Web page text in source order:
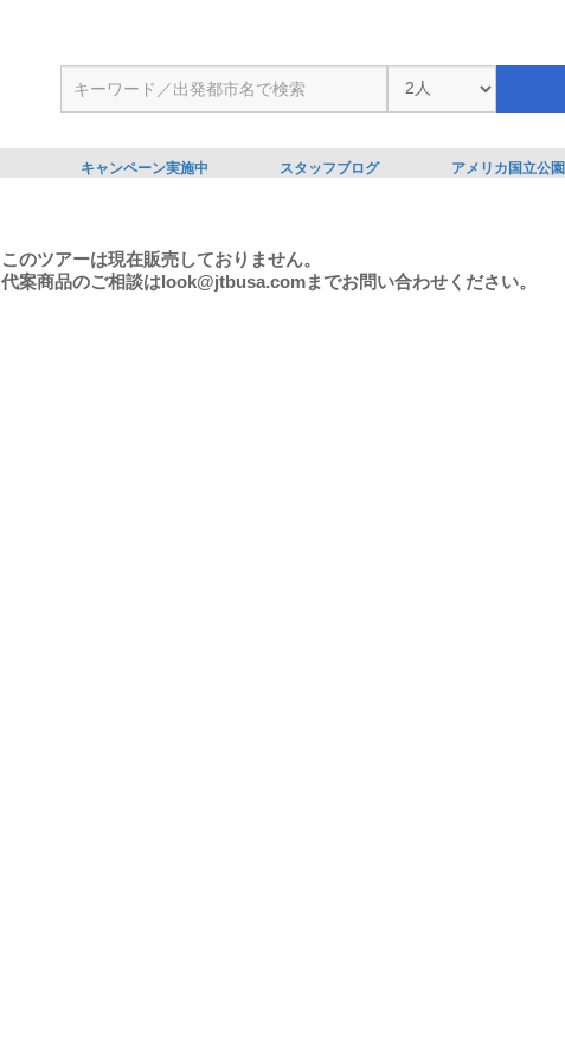
キャンペーン実施中 スタッフブログ アメリカ国立公園
このツアーは現在販売しておりません。
代案商品のご相談はlook@jtbusa.comまでお問い合わせください。